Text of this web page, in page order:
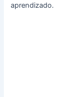
aprendizado.